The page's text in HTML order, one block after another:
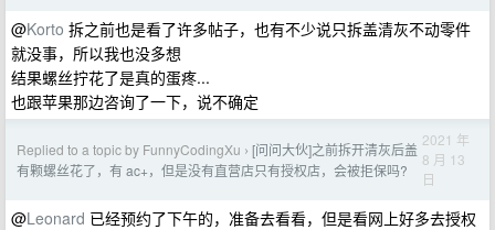
@Korto 拆之前也是看了许多帖子，也有不少说只拆盖清灰不动零件
就没事，所以我也没多想
结果螺丝拧花了是真的蛋疼...
也跟苹果那边咨询了一下，说不确定
Replied to a topic by FunnyCodingXu › [问问大伙]之前拆开清灰后盖
有颗螺丝花了，有 ac+，但是没有直营店只有授权店，会被拒保吗?
2021 年
8 月 13
日
@Leonard 已经预约了下午的，准备去看看，但是看网上好多去授权